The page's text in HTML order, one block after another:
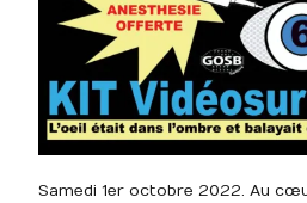
Samedi 1er octobre 2022. Au